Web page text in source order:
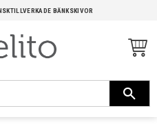
BÄNKSKIVOR